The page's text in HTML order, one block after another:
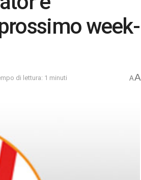
week-
di lettura: 1 minuti AA